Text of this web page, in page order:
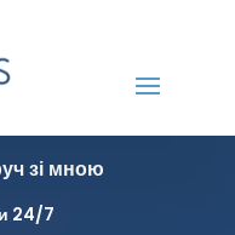
зі мною
24/7